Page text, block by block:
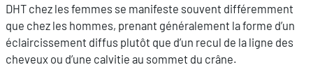
DHT chez les femmes se manifeste souvent différemment
que chez les hommes, prenant généralement la forme d’un
éclaircissement diffus plutôt que d’un recul de la ligne des
cheveux ou d’une calvitie au sommet du crâne.